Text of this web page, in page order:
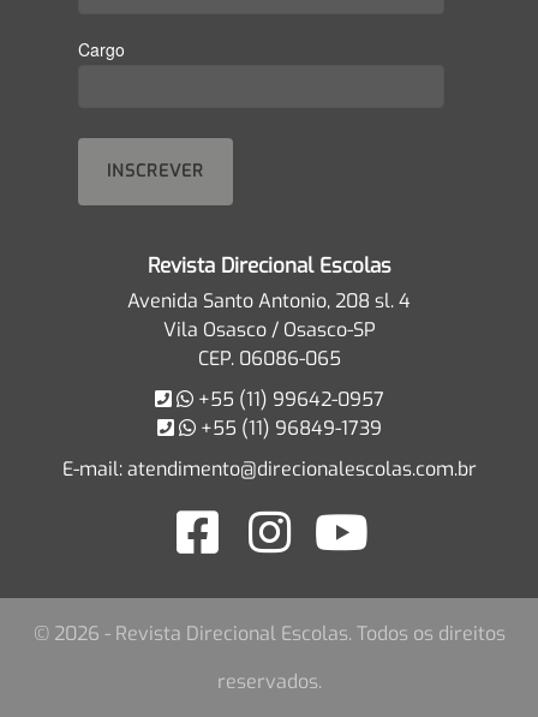
Cargo
Revista Direcional Escolas
Avenida Santo Antonio, 208 sl. 4
Vila Osasco / Osasco-SP
CEP. 06086-065
+55 (11) 99642-0957
+55 (11) 96849-1739
E-mail:atendimento@direcionalescolas.com.br
© 2026 - Revista Direcional Escolas. Todos os direitos
reservados.